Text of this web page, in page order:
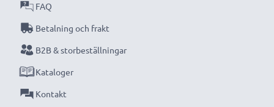
FAQ
Betalning och frakt
B2B & storbeställningar
Kataloger
Kontakt